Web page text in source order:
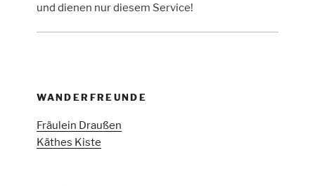
und dienen nur diesem Service!
WANDERFREUNDE
Fräulein Draußen
Käthes Kiste